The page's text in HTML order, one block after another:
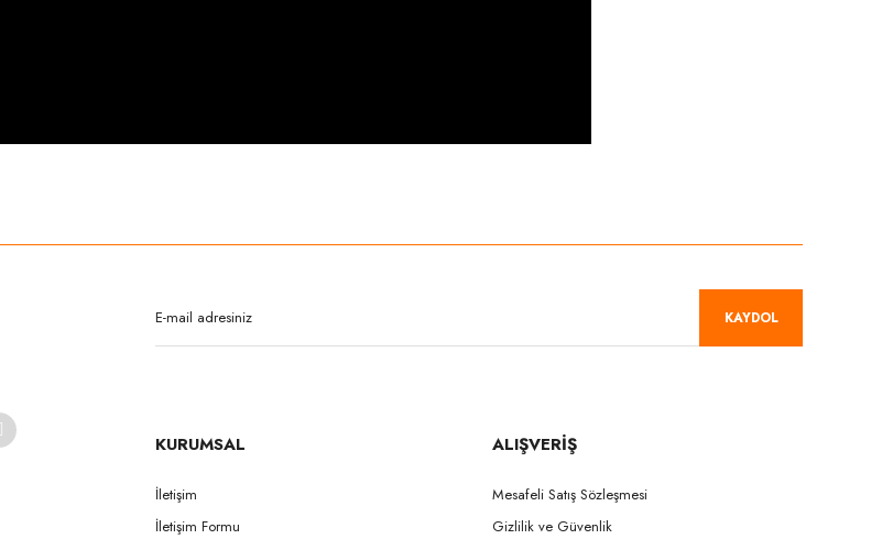
KAYDOL
KURUMSAL
İletişim
İletişim Formu
ALIŞVERİŞ
Mesafeli Satış Sözleşmesi
Gizlilik ve Güvenlik